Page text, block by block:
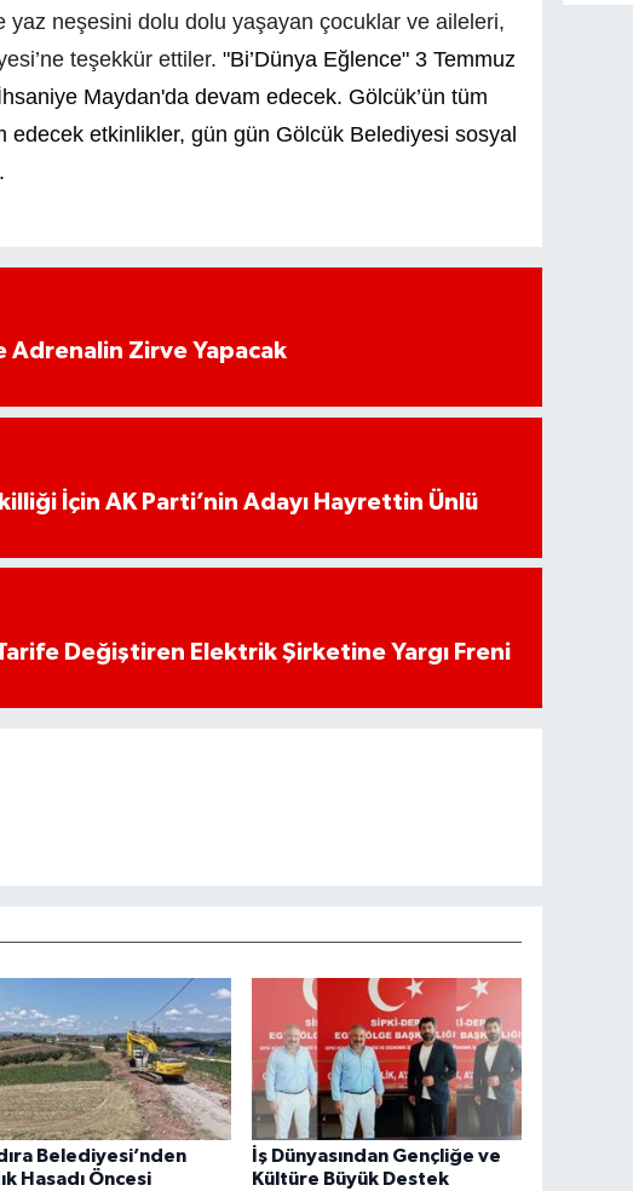
yaz neşesini dolu dolu yaşayan çocuklar ve aileleri,
teşekkür ettiler. "Bi’Dünya Eğlence" 3 Temmuz
Maydan'da devam edecek. Gölcük’ün tüm
edecek etkinlikler, gün gün Gölcük Belediyesi sosyal
Adrenalin Zirve Yapacak
İçin AK Parti’nin Adayı Hayrettin Ünlü
Değiştiren Elektrik Şirketine Yargı Freni
Belediyesi’nden
Hasadı Öncesi
İş Dünyasından Gençliğe ve
Kültüre Büyük Destek